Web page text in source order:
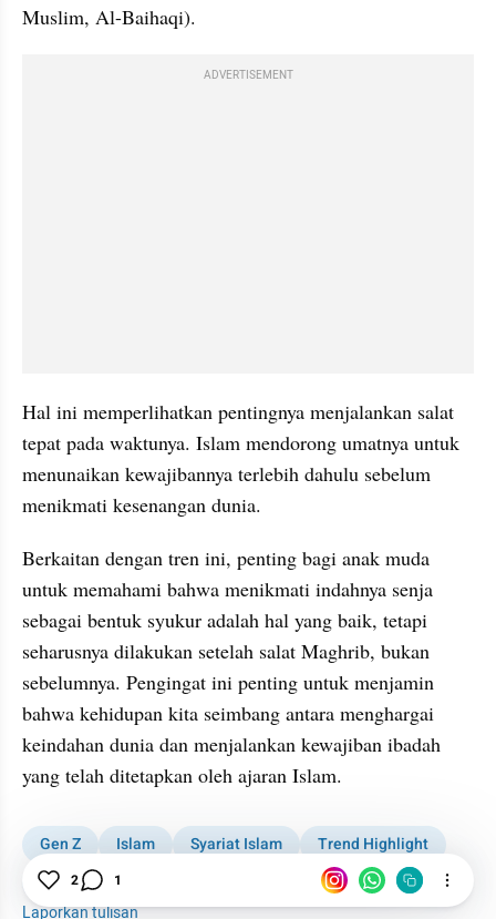
Muslim, Al-Baihaqi).
ADVERTISEMENT
Hal ini memperlihatkan pentingnya menjalankan salat
tepat pada waktunya. Islam mendorong umatnya untuk
menunaikan kewajibannya terlebih dahulu sebelum
menikmati kesenangan dunia.
Berkaitan dengan tren ini, penting bagi anak muda
untuk memahami bahwa menikmati indahnya senja
sebagai bentuk syukur adalah hal yang baik, tetapi
seharusnya dilakukan setelah salat Maghrib, bukan
sebelumnya. Pengingat ini penting untuk menjamin
bahwa kehidupan kita seimbang antara menghargai
keindahan dunia dan menjalankan kewajiban ibadah
yang telah ditetapkan oleh ajaran Islam.
Gen Z Islam Syariat Islam
Trend Highlight
Millennial
Laporkan tulisan
2 1